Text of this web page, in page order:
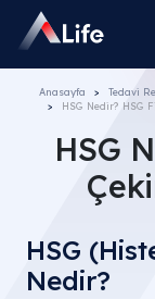
Anasayfa Tedavi
HSG Nedir​? HSG
HSG
HSG
Nedir?